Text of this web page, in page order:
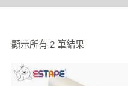
帶・
帶
製
顯示所有 2 筆結果依